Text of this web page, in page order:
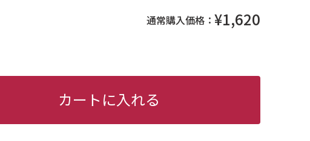
通常購入価格： ¥1,620
カートに入れる